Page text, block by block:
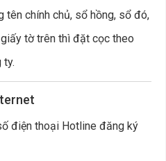
chính chủ, sổ hồng, sổ đó,
giấy tờ trên thì đặt cọc theo
ty.
điện thoại Hotline đăng ký